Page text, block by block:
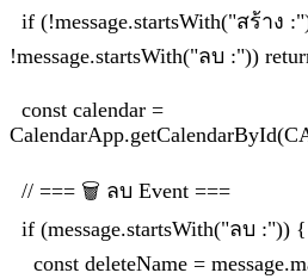
if (!message.startsWith("สร้าง
!message.startsWith("ลบ :"))
const calendar =
// === 🗑 ลบ Event ===
if (message.startsWith("ลบ :")) {
const deleteName =